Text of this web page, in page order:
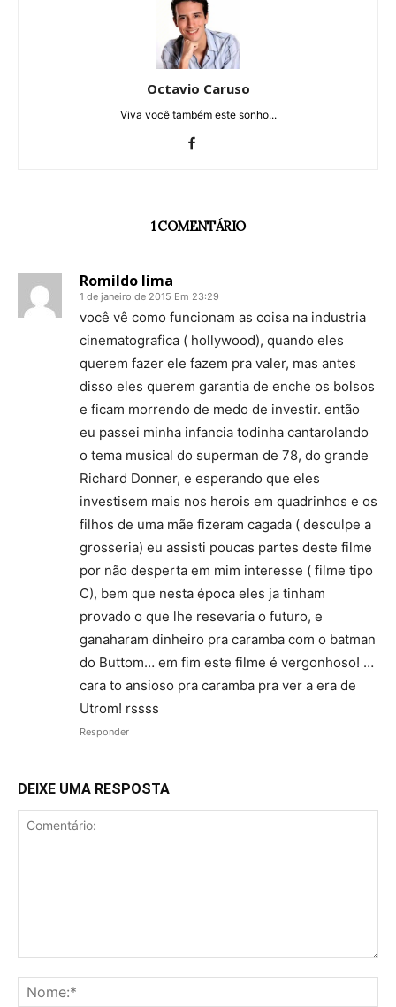
Octavio Caruso
Viva você também este sonho...
1 COMENTÁRIO
Romildo lima
1 de janeiro de 2015 Em 23:29
você vê como funcionam as coisa na industria
cinematografica ( hollywood), quando eles
querem fazer ele fazem pra valer, mas antes
disso eles querem garantia de enche os bolsos
e ficam morrendo de medo de investir. então
eu passei minha infancia todinha cantarolando
o tema musical do superman de 78, do grande
Richard Donner, e esperando que eles
investisem mais nos herois em quadrinhos e os
filhos de uma mãe fizeram cagada ( desculpe a
grosseria) eu assisti poucas partes deste filme
por não desperta em mim interesse ( filme tipo
C), bem que nesta época eles ja tinham
provado o que lhe resevaria o futuro, e
ganaharam dinheiro pra caramba com o batman
do Buttom… em fim este filme é vergonhoso! …
cara to ansioso pra caramba pra ver a era de
Utrom! rssss
Responder
DEIXE UMA RESPOSTA